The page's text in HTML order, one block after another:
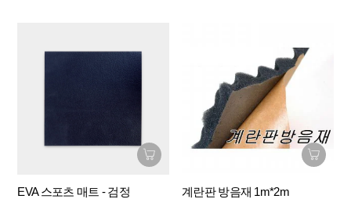
EVA 스포츠 매트 - 검정 계란판 방음재 1m*2m